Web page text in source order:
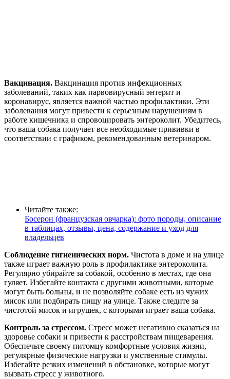
Вакцинация. Вакцинация против инфекционных
заболеваний, таких как парвовирусный энтерит и
коронавирус, является важной частью профилактики. Эти
заболевания могут привести к серьезным нарушениям в
работе кишечника и спровоцировать энтероколит. Убедитесь,
что ваша собака получает все необходимые прививки в
соответствии с графиком, рекомендованным ветеринаром.
Читайте также:
Босерон (французская овчарка): фото породы, описание
в таблицах, отзывы, цена, содержание и уход для
владельцев
Соблюдение гигиенических норм. Чистота в доме и на улице
также играет важную роль в профилактике энтероколита.
Регулярно убирайте за собакой, особенно в местах, где она
гуляет. Избегайте контакта с другими животными, которые
могут быть больны, и не позволяйте собаке есть из чужих
мисок или подбирать пищу на улице. Также следите за
чистотой мисок и игрушек, с которыми играет ваша собака.
Контроль за стрессом. Стресс может негативно сказаться на
здоровье собаки и привести к расстройствам пищеварения.
Обеспечьте своему питомцу комфортные условия жизни,
регулярные физические нагрузки и умственные стимулы.
Избегайте резких изменений в обстановке, которые могут
вызвать стресс у животного.